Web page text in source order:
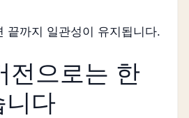
끝까지 일관성이 유지됩니다.
전으로는 한
니다